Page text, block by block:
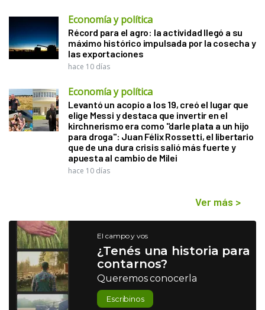
Economía y política
Récord para el agro: la actividad llegó a su
máximo histórico impulsada por la cosecha y
las exportaciones
hace 10 días
Economía y política
Levantó un acopio a los 19, creó el lugar que
elige Messi y destaca que invertir en el
kirchnerismo era como "darle plata a un hijo
para droga": Juan Félix Rossetti, el libertario
que de una dura crisis salió más fuerte y
apuesta al cambio de Milei
hace 10 días
Ver más >
El campo y vos
¿Tenés una historia para
contarnos?
Queremos conocerla
Escribinos